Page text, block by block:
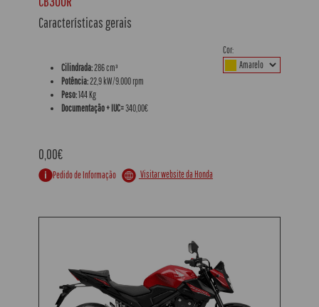
Características gerais
Cilindrada:286 cm³
Potência:22,9 kW/9.000 rpm
Peso:144 Kg
Documentação + IUC=340,00€
Cor:
0,00€
Pedido de Informação Visitar website da Honda